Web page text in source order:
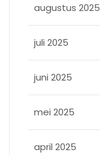
augustus 2025
juli 2025
juni 2025
mei 2025
april 2025